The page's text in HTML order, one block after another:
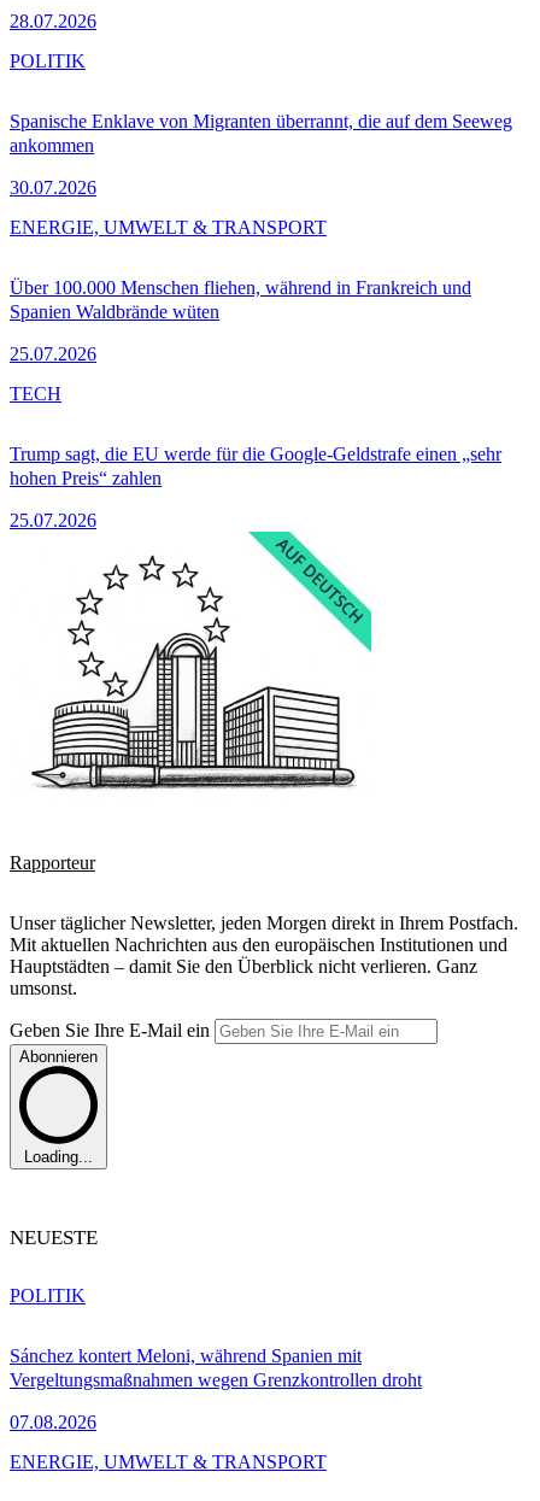
28.07.2026
Spanische Enklave von Migranten überrannt, die auf dem Seeweg
ankommen
30.07.2026
POLITIK
Über 100.000 Menschen fliehen, während in Frankreich und
Spanien Waldbrände wüten
25.07.2026
ENERGIE, UMWELT & TRANSPORT
Trump sagt, die EU werde für die Google-Geldstrafe einen „sehr
hohen Preis“ zahlen
25.07.2026
TECH
Rapporteur
Unser täglicher Newsletter, jeden Morgen direkt in Ihrem Postfach.
Mit aktuellen Nachrichten aus den europäischen Institutionen und
Hauptstädten – damit Sie den Überblick nicht verlieren. Ganz
umsonst.
Geben Sie Ihre E-Mail ein
Abonnieren
Loading...
NEUESTE
Sánchez kontert Meloni, während Spanien mit
Vergeltungsmaßnahmen wegen Grenzkontrollen droht
07.08.2026
POLITIK
ENERGIE, UMWELT & TRANSPORT